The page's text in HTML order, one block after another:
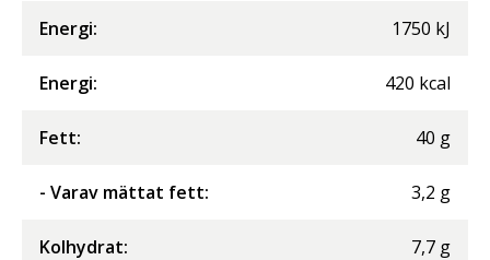
Energi: 1750 kJ
Energi: 420 kcal
Fett: 40 g
- Varav mättat fett: 3,2 g
Kolhydrat: 7,7 g